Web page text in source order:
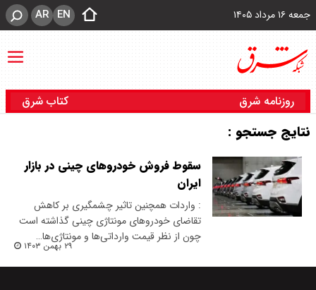
جمعه ۱۶ مرداد ۱۴۰۵ EN
AR
روزنامه شرق کتاب شرق
نتایج جستجو :
سقوط فروش خودروهای چینی در بازار
ایران
: واردات همچنین تاثیر چشمگیری بر کاهش
تقاضای خودروهای مونتاژی چینی گذاشته است
چون از نظر قیمت وارداتی‌ها و مونتاژی‌ها…
۲۹ بهمن ۱۴۰۳